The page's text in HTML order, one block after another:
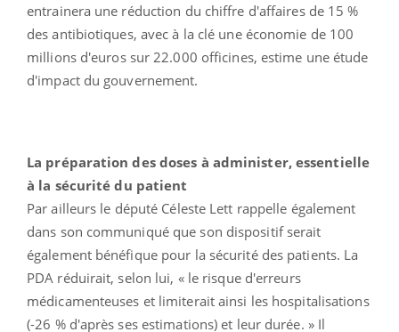
entrainera une réduction du chiffre d'affaires de 15 %
des antibiotiques, avec à la clé une économie de 100
millions d'euros sur 22.000 officines, estime une étude
d'impact du gouvernement.
La préparation des doses à administer, essentielle
à la sécurité du patient
Par ailleurs le député Céleste Lett rappelle également
dans son communiqué que son dispositif serait
également bénéfique pour la sécurité des patients. La
PDA réduirait, selon lui, « le risque d'erreurs
médicamenteuses et limiterait ainsi les hospitalisations
(-26 % d'après ses estimations) et leur durée. » Il